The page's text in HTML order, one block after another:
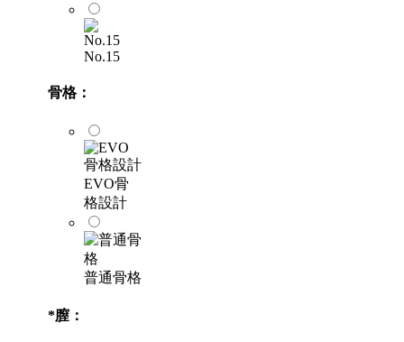
No.15
骨格：
EVO骨
格設計
普通骨格
*膣：